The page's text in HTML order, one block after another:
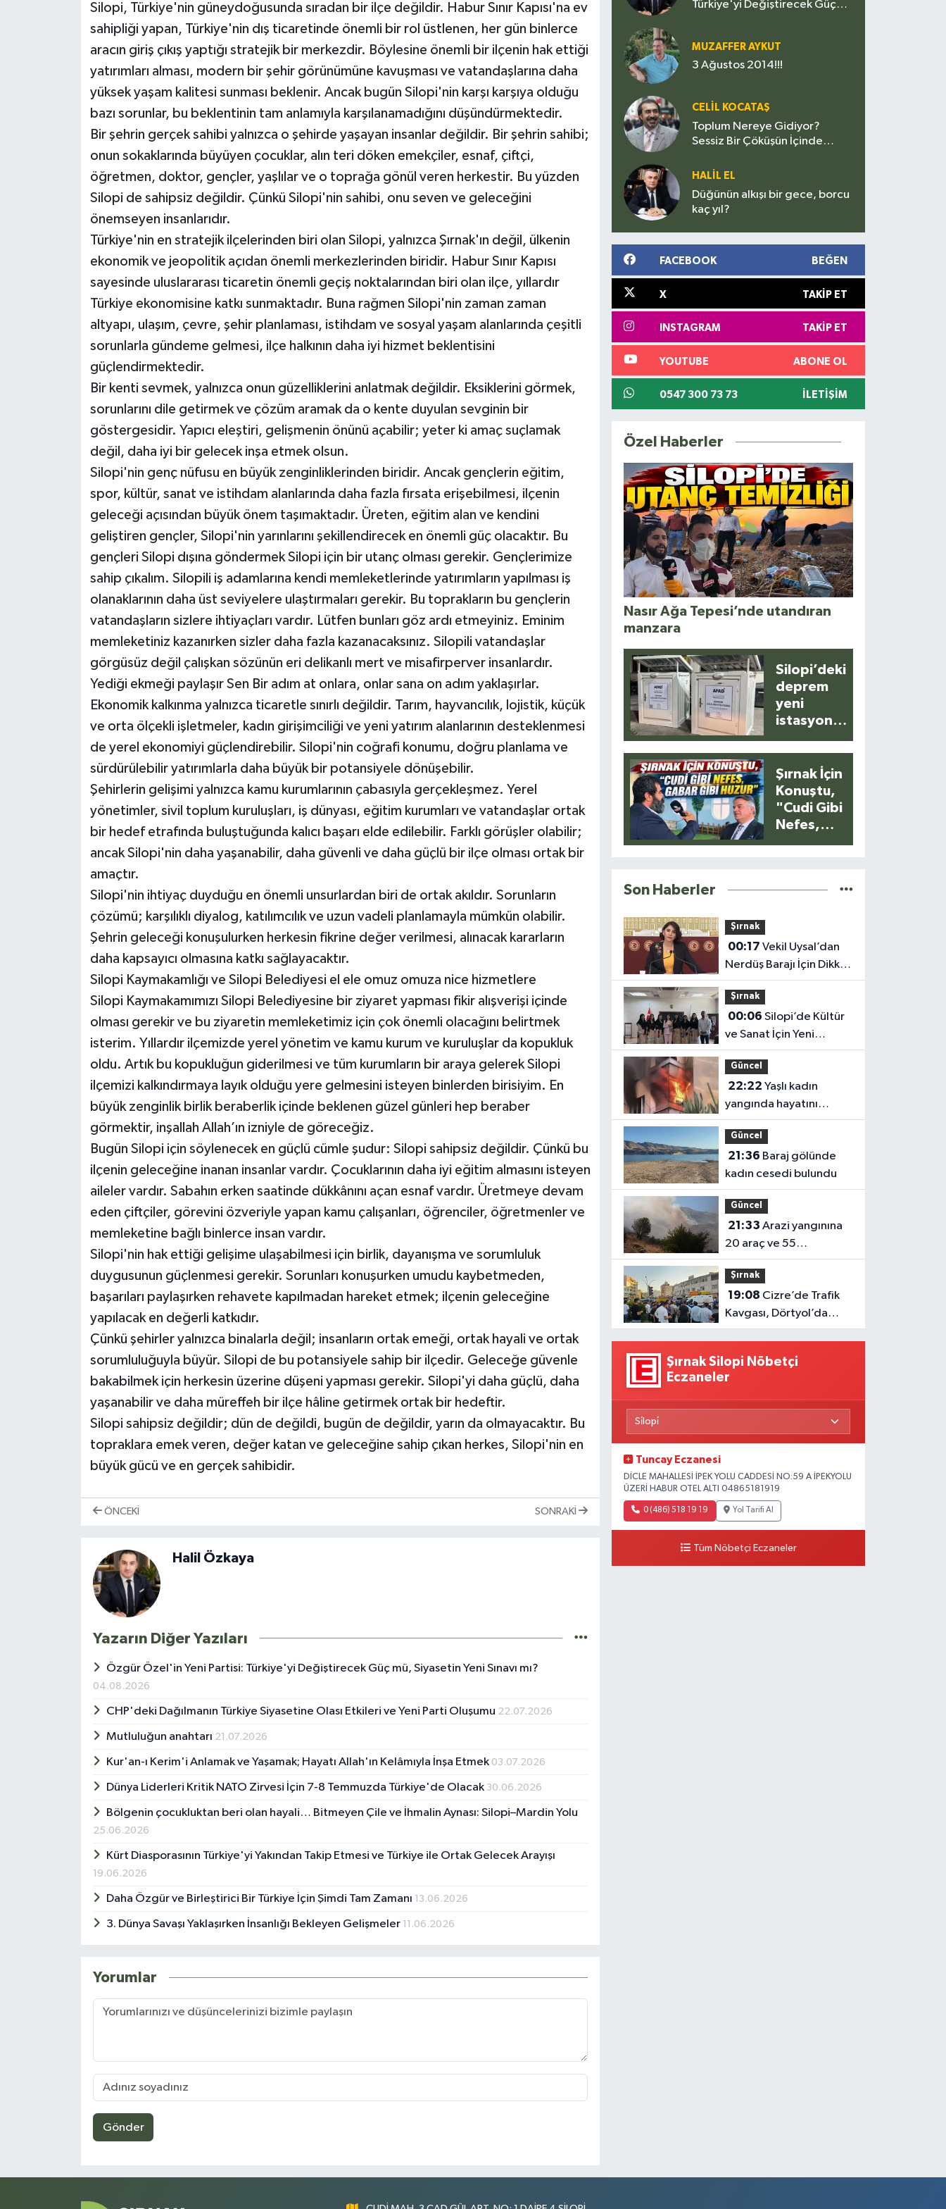
Silopi, Türkiye'nin güneydoğusunda sıradan bir ilçe değildir. Habur Sınır Kapısı'na ev
sahipliği yapan, Türkiye'nin dış ticaretinde önemli bir rol üstlenen, her gün binlerce
aracın giriş çıkış yaptığı stratejik bir merkezdir. Böylesine önemli bir ilçenin hak ettiği
yatırımları alması, modern bir şehir görünümüne kavuşması ve vatandaşlarına daha
yüksek yaşam kalitesi sunması beklenir. Ancak bugün Silopi'nin karşı karşıya olduğu
bazı sorunlar, bu beklentinin tam anlamıyla karşılanamadığını düşündürmektedir.
Bir şehrin gerçek sahibi yalnızca o şehirde yaşayan insanlar değildir. Bir şehrin sahibi;
onun sokaklarında büyüyen çocuklar, alın teri döken emekçiler, esnaf, çiftçi,
öğretmen, doktor, gençler, yaşlılar ve o toprağa gönül veren herkestir. Bu yüzden
Silopi de sahipsiz değildir. Çünkü Silopi'nin sahibi, onu seven ve geleceğini
önemseyen insanlarıdır.
Türkiye'nin en stratejik ilçelerinden biri olan Silopi, yalnızca Şırnak'ın değil, ülkenin
ekonomik ve jeopolitik açıdan önemli merkezlerinden biridir. Habur Sınır Kapısı
sayesinde uluslararası ticaretin önemli geçiş noktalarından biri olan ilçe, yıllardır
Türkiye ekonomisine katkı sunmaktadır. Buna rağmen Silopi'nin zaman zaman
altyapı, ulaşım, çevre, şehir planlaması, istihdam ve sosyal yaşam alanlarında çeşitli
sorunlarla gündeme gelmesi, ilçe halkının daha iyi hizmet beklentisini
güçlendirmektedir.
Bir kenti sevmek, yalnızca onun güzelliklerini anlatmak değildir. Eksiklerini görmek,
sorunlarını dile getirmek ve çözüm aramak da o kente duyulan sevginin bir
göstergesidir. Yapıcı eleştiri, gelişmenin önünü açabilir; yeter ki amaç suçlamak
değil, daha iyi bir gelecek inşa etmek olsun.
Silopi'nin genç nüfusu en büyük zenginliklerinden biridir. Ancak gençlerin eğitim,
spor, kültür, sanat ve istihdam alanlarında daha fazla fırsata erişebilmesi, ilçenin
geleceği açısından büyük önem taşımaktadır. Üreten, eğitim alan ve kendini
geliştiren gençler, Silopi'nin yarınlarını şekillendirecek en önemli güç olacaktır. Bu
gençleri Silopi dışına göndermek Silopi için bir utanç olması gerekir. Gençlerimize
sahip çıkalım. Silopili iş adamlarına kendi memleketlerinde yatırımların yapılması iş
olanaklarının daha üst seviyelere ulaştırmaları gerekir. Bu toprakların bu gençlerin
vatandaşların sizlere ihtiyaçları vardır. Lütfen bunları göz ardı etmeyiniz. Eminim
memleketiniz kazanırken sizler daha fazla kazanacaksınız. Silopili vatandaşlar
görgüsüz değil çalışkan sözünün eri delikanlı mert ve misafirperver insanlardır.
Yediği ekmeği paylaşır Sen Bir adım at onlara, onlar sana on adım yaklaşırlar.
Ekonomik kalkınma yalnızca ticaretle sınırlı değildir. Tarım, hayvancılık, lojistik, küçük
ve orta ölçekli işletmeler, kadın girişimciliği ve yeni yatırım alanlarının desteklenmesi
de yerel ekonomiyi güçlendirebilir. Silopi'nin coğrafi konumu, doğru planlama ve
sürdürülebilir yatırımlarla daha büyük bir potansiyele dönüşebilir.
Şehirlerin gelişimi yalnızca kamu kurumlarının çabasıyla gerçekleşmez. Yerel
yönetimler, sivil toplum kuruluşları, iş dünyası, eğitim kurumları ve vatandaşlar ortak
bir hedef etrafında buluştuğunda kalıcı başarı elde edilebilir. Farklı görüşler olabilir;
ancak Silopi'nin daha yaşanabilir, daha güvenli ve daha güçlü bir ilçe olması ortak bir
amaçtır.
Silopi'nin ihtiyaç duyduğu en önemli unsurlardan biri de ortak akıldır. Sorunların
çözümü; karşılıklı diyalog, katılımcılık ve uzun vadeli planlamayla mümkün olabilir.
Şehrin geleceği konuşulurken herkesin fikrine değer verilmesi, alınacak kararların
daha kapsayıcı olmasına katkı sağlayacaktır.
Silopi Kaymakamlığı ve Silopi Belediyesi el ele omuz omuza nice hizmetlere
Silopi Kaymakamımızı Silopi Belediyesine bir ziyaret yapması fikir alışverişi içinde
olması gerekir ve bu ziyaretin memleketimiz için çok önemli olacağını belirtmek
isterim. Yıllardır ilçemizde yerel yönetim ve kamu kurum ve kuruluşlar da kopukluk
oldu. Artık bu kopukluğun giderilmesi ve tüm kurumların bir araya gelerek Silopi
ilçemizi kalkındırmaya layık olduğu yere gelmesini isteyen binlerden birisiyim. En
büyük zenginlik birlik beraberlik içinde beklenen güzel günleri hep beraber
görmektir, inşallah Allah’ın izniyle de göreceğiz.
Bugün Silopi için söylenecek en güçlü cümle şudur: Silopi sahipsiz değildir. Çünkü bu
ilçenin geleceğine inanan insanlar vardır. Çocuklarının daha iyi eğitim almasını isteyen
aileler vardır. Sabahın erken saatinde dükkânını açan esnaf vardır. Üretmeye devam
eden çiftçiler, görevini özveriyle yapan kamu çalışanları, öğrenciler, öğretmenler ve
memleketine bağlı binlerce insan vardır.
Silopi'nin hak ettiği gelişime ulaşabilmesi için birlik, dayanışma ve sorumluluk
duygusunun güçlenmesi gerekir. Sorunları konuşurken umudu kaybetmeden,
başarıları paylaşırken rehavete kapılmadan hareket etmek; ilçenin geleceğine
yapılacak en değerli katkıdır.
Çünkü şehirler yalnızca binalarla değil; insanların ortak emeği, ortak hayali ve ortak
sorumluluğuyla büyür. Silopi de bu potansiyele sahip bir ilçedir. Geleceğe güvenle
bakabilmek için herkesin üzerine düşeni yapması gerekir. Silopi'yi daha güçlü, daha
yaşanabilir ve daha müreffeh bir ilçe hâline getirmek ortak bir hedeftir.
Silopi sahipsiz değildir; dün de değildi, bugün de değildir, yarın da olmayacaktır. Bu
topraklara emek veren, değer katan ve geleceğine sahip çıkan herkes, Silopi'nin en
büyük gücü ve en gerçek sahibidir.
ÖNCEKI SONRAKI
Halil Özkaya
Yazarın Diğer Yazıları
Özgür Özel'in Yeni Partisi: Türkiye'yi Değiştirecek Güç mü, Siyasetin Yeni Sınavı mı?
04.08.2026
CHP'deki Dağılmanın Türkiye Siyasetine Olası Etkileri ve Yeni Parti Oluşumu 22.07.2026
Mutluluğun anahtarı 21.07.2026
Kur'an-ı Kerim'i Anlamak ve Yaşamak; Hayatı Allah'ın Kelâmıyla İnşa Etmek 03.07.2026
Dünya Liderleri Kritik NATO Zirvesi İçin 7-8 Temmuzda Türkiye'de Olacak 30.06.2026
Bölgenin çocukluktan beri olan hayali… Bitmeyen Çile ve İhmalin Aynası: Silopi–Mardin Yolu
25.06.2026
Kürt Diasporasının Türkiye'yi Yakından Takip Etmesi ve Türkiye ile Ortak Gelecek Arayışı
19.06.2026
Daha Özgür ve Birleştirici Bir Türkiye İçin Şimdi Tam Zamanı 13.06.2026
3. Dünya Savaşı Yaklaşırken İnsanlığı Bekleyen Gelişmeler 11.06.2026
Yorumlar
Gönder
Türkiye'yi Değiştirecek Güç
MUZAFFER AYKUT
3 Ağustos 2014!!!
CELIL KOCATAŞ
Toplum Nereye Gidiyor?
Sessiz Bir Çöküşün İçinde
HALIL EL
Düğünün alkışı bir gece, borcu
kaç yıl?
FACEBOOK BEĞEN
X TAKIP ET
INSTAGRAM TAKIP ET
YOUTUBE ABONE OL
0547 300 73 73 İLETIŞIM
Özel Haberler
Nasır Ağa Tepesi’nde utandıran
manzara
Silopi’deki
deprem
yeni
istasyonla
kaydedildi
Şırnak İçin
Konuştu,
"Cudi Gibi
Nefes,
Son Haberler
Şırnak
00:17
Nerdüş Barajı İçin Dikkat
Çeken İddia
Şırnak
00:06
ve Sanat İçin Yeni
Adımlar
Güncel
22:22
yangında hayatını
kaybetti
Güncel
21:36
kadın cesedi bulundu
Güncel
21:33
20 araç ve 55
personelle müdahale
sürüyor
Şırnak
19:08
Kavgası, Dörtyol’da
Geçişler Durdu
Şırnak Silopi Nöbetçi
Eczaneler
Tuncay Eczanesi
DİCLE MAHALLESİ İPEK YOLU CADDESİ NO:59 A İPEKYOLU
ÜZERİ HABUR OTEL ALTI 04865181919
0 (486) 518 19 19 Yol Tarifi Al
Tüm Nöbetçi Eczaneler
Teknoloji